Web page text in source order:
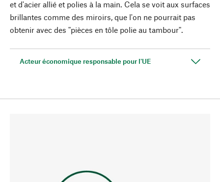
et d'acier allié et polies à la main. Cela se voit aux surfaces
brillantes comme des miroirs, que l'on ne pourrait pas
obtenir avec des "pièces en tôle polie au tambour".
Acteur économique responsable pour l'UE